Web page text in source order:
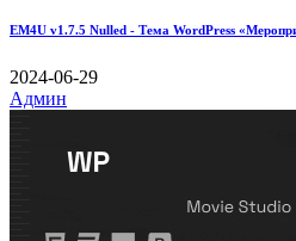
EM4U v1.7.5 Nulled - Тема WordPress
2024-06-29
Админ